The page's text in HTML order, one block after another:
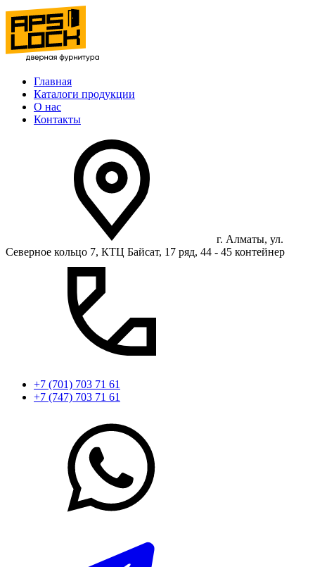
Главная
Каталоги продукции
О нас
Контакты
г. Алматы, ул.
Северное кольцо 7, КТЦ Байсат, 17 ряд, 44 - 45 контейнер
+7 (701) 703 71 61
+7 (747) 703 71 61